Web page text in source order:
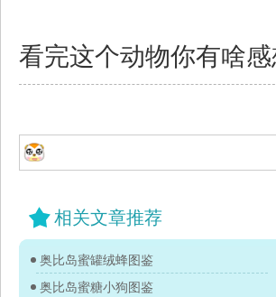
看完这个动物你有啥
相关文章推荐
奥比岛蜜罐绒蜂图鉴
奥比岛蜜糖小狗图鉴